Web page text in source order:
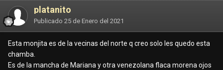
platanito
Publicado 25 de Enero del 2021
Esta monjita es de la vecinas del norte q creo solo les quedo esta
chamba.
Es de la mancha de Mariana y otra venezolana flaca morena ojos